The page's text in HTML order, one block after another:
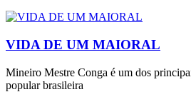
VIDA DE UM MAIORAL
Mineiro Mestre Conga é um dos
popular brasileira